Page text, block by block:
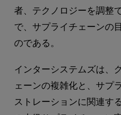
者、テクノロジーを調整
で、サプライチェーンの
のである。
インターシステムズは、
ェーンの複雑化と、サプ
ストレーションに関連す